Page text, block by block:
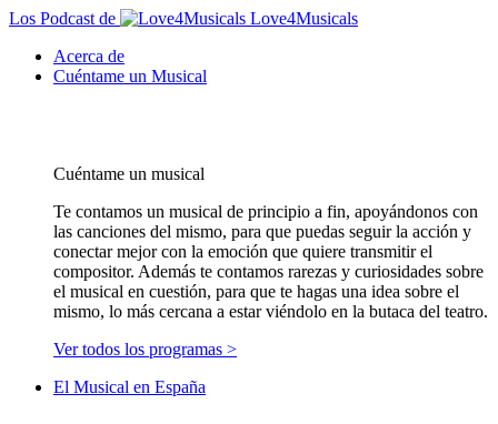
Los Podcast de
Love4Musicals
Acerca de
Cuéntame un Musical
Cuéntame un musical
Te contamos un musical de principio a fin, apoyándonos con
las canciones del mismo, para que puedas seguir la acción y
conectar mejor con la emoción que quiere transmitir el
compositor. Además te contamos rarezas y curiosidades sobre
el musical en cuestión, para que te hagas una idea sobre el
mismo, lo más cercana a estar viéndolo en la butaca del teatro.
Ver todos los programas >
El Musical en España